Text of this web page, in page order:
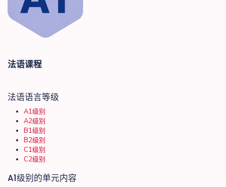
法语课程
法语语言等级
A1级别
A2级别
B1级别
B2级别
C1级别
C2级别
A1级别的单元内容